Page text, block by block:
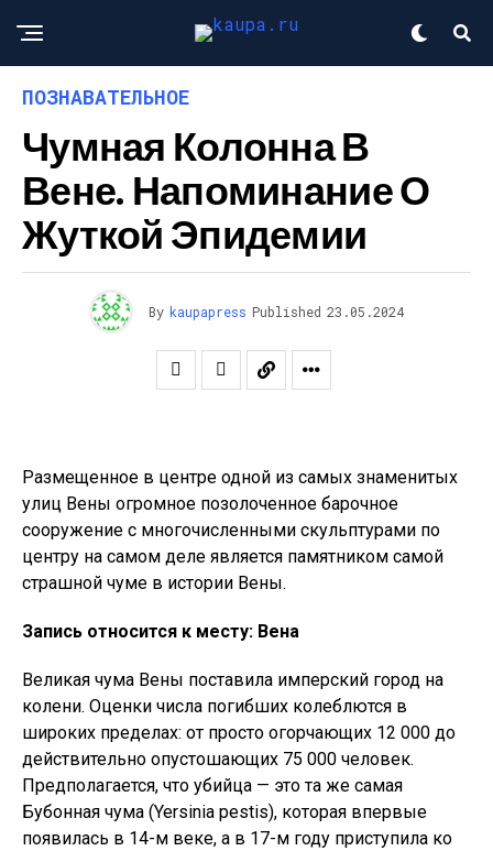
ПОЗНАВАТЕЛЬНОЕ
Чумная Колонна В
Вене. Напоминание О
Жуткой Эпидемии
By kaupapress Published 23.05.2024
Размещенное в центре одной из самых знаменитых
улиц Вены огромное позолоченное барочное
сооружение с многочисленными скульптурами по
центру на самом деле является памятником самой
страшной чуме в истории Вены.
Запись относится к месту: Вена
Великая чума Вены поставила имперский город на
колени. Оценки числа погибших колеблются в
широких пределах: от просто огорчающих 12 000 до
действительно опустошающих 75 000 человек.
Предполагается, что убийца — это та же самая
Бубонная чума (Yersinia pestis), которая впервые
появилась в 14-м веке, а в 17-м году приступила ко